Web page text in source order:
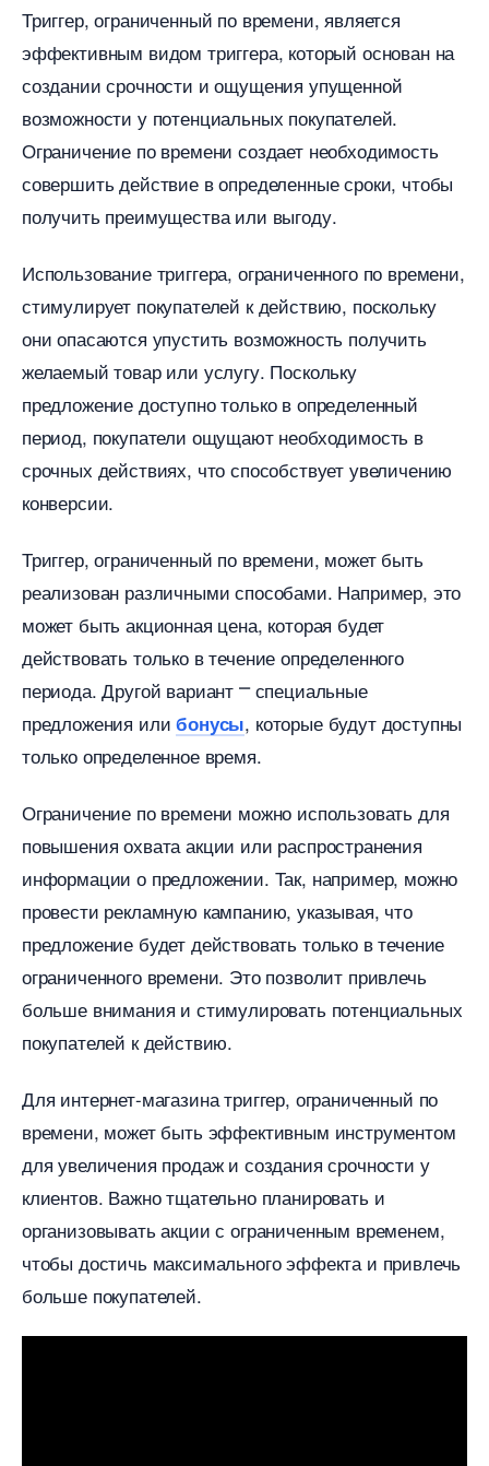
Триггер, ограниченный по времени, является
эффективным видом триггера, который основан на
создании срочности и ощущения упущенной
озможности у потенциальных покупателей.​
Ограничение по времени создает необходимость
совершить действие в определенные сроки, чтобы
получить преимущества или выгоду.​
Использование триггера, ограниченного по времени,
стимулирует покупателей к действию, поскольку
они опасаются упустить возможность получить
желаемый товар или услугу.​ Поскольку
предложение доступно только в определенный
период, покупатели ощущают необходимость
срочных действиях, что способствует увеличению
конверсии.​
Триггер, ограниченный по времени, может быть
реализован различными способами.​ Например, это
может быть акционная цена, которая будет
действовать только в течение определенного
периода.​ Другой вариант ⎻ специальные
предложения илионусы, которые будут доступны
только определенное время.​
Ограничение по времени можно использовать для
повышения охвата акции или распространения
информации о предложении.​ Так, например, можно
провести рекламную кампанию, указывая, что
предложение будет действовать только в течение
ограниченного времени.​ Это позволит привлечь
ольше внимания и стимулировать потенциальных
покупателей к действию.​
Для интернет-магазина триггер, ограниченный по
ремени, может быть эффективным инструментом
для увеличения продаж и создания срочности у
клиентов.​ Важно тщательно планировать и
организовывать акции с ограниченным временем,
чтобы достичь максимального эффекта и привлечь
ольше покупателей.